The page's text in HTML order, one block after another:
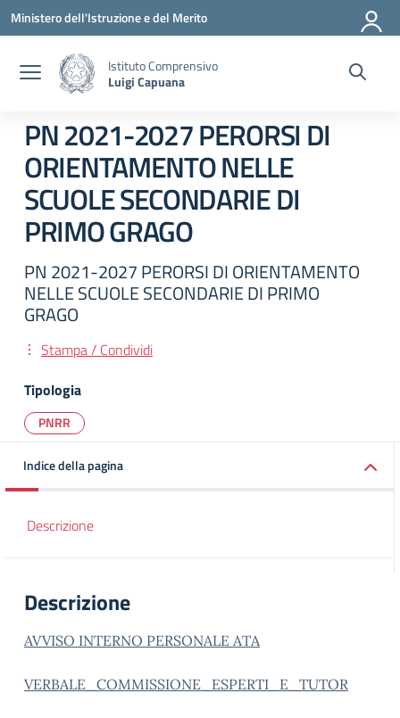
Vai ai contenuti
Vai al menu di navigazione
Vai al footer
Ministero dell'Istruzione e del Merito
Istituto Comprensivo
Luigi Capuana
PN 2021-2027 PERORSI DI
ORIENTAMENTO NELLE
SCUOLE SECONDARIE DI
PRIMO GRAGO
PN 2021-2027 PERORSI DI ORIENTAMENTO
NELLE SCUOLE SECONDARIE DI PRIMO
GRAGO
Stampa / Condividi
Tipologia
PNRR
Indice della pagina
Descrizione
Descrizione
AVVISO INTERNO PERSONALE ATA
VERBALE_COMMISSIONE_ESPERTI_E_TUTOR